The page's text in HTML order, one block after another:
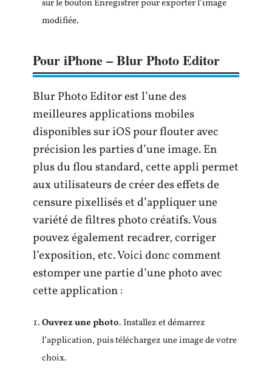
sur le bouton Enregistrer pour exporter l’image
modifiée.
Pour iPhone – Blur Photo Editor
Blur Photo Editor est l’une des
meilleures applications mobiles
disponibles sur iOS pour flouter avec
précision les parties d’une image. En
plus du flou standard, cette appli permet
aux utilisateurs de créer des effets de
censure pixellisés et d’appliquer une
variété de filtres photo créatifs. Vous
pouvez également recadrer, corriger
l’exposition, etc. Voici donc comment
estomper une partie d’une photo avec
cette application :
Ouvrez une photo. Installez et démarrez
l’application, puis téléchargez une image de votre
choix.